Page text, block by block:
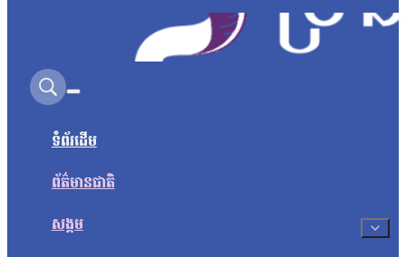
Search on this site
ទំព័រដើម
ព័ត៌មានជាតិ
សង្គម